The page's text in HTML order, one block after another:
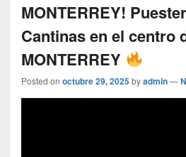
MONTERREY!
Cantinas en el centro
MONTERREY
Posted on octubre 29, 2025byadmin—